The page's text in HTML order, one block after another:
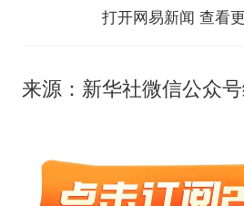
打开网易新闻 查看
来源：新华社微信公众